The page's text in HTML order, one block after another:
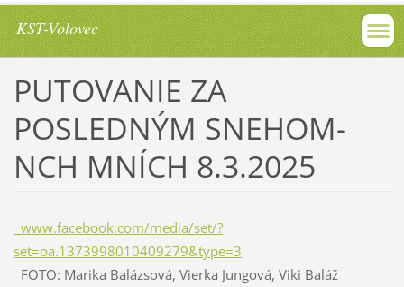
KST-Volovec
PUTOVANIE ZA
POSLEDNÝM SNEHOM-
NCH MNÍCH 8.3.2025
www.facebook.com/media/set/?
set=oa.1373998010409279&type=3
FOTO: Marika Balázsová, Vierka Jungová, Viki Baláž